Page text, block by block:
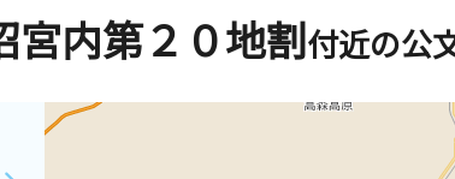
宮内第２０地割付近の公